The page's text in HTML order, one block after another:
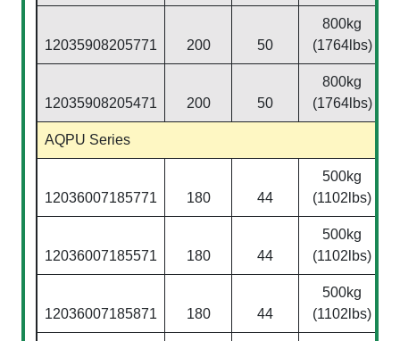
12035908205771 200 50
800kg
(1764lbs)
12035908205471 200 50
800kg
(1764lbs)
AQPU Series
12036007185771 180 44
500kg
(1102lbs)
12036007185571 180 44
500kg
(1102lbs)
12036007185871 180 44
500kg
(1102lbs)